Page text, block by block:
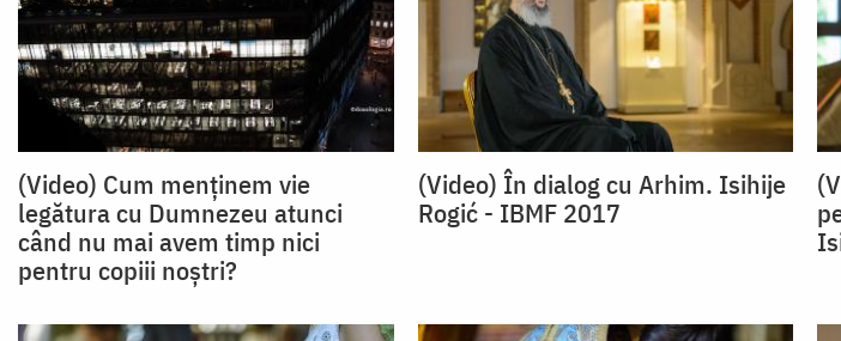
(Video) Cum menținem vie
legătura cu Dumnezeu atunci
când nu mai avem timp nici
pentru copiii noștri?
(Video) În dialog cu Arhim. Isihije
Rogić - IBMF 2017